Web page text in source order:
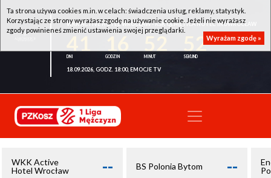
WKK ACTIVE HOTEL WROCŁAW - KSK QEMETICA NOTEĆ INOWROCŁAW
52
18.09.2026, GODZ. 18:00, EMOCJE TV
WKK Active
Hotel Wrocław
-- BS Polonia Bytom --
Ta strona używa cookies m.in. w celach: świadczenia usług, reklamy, statystyk.
Korzystając ze strony wyrażasz zgodę na używanie cookie. Jeżeli nie wyrażasz
zgody powinieneś zmienić ustawienia swojej przeglądarki.
Wyrażam zgodę »